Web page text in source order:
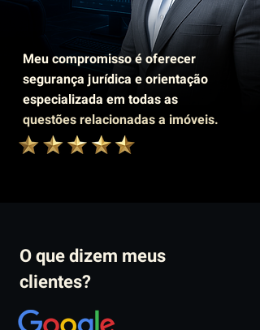
Meu compromisso é oferecer
segurança jurídica e orientação
especializada em todas as
questões relacionadas a imóveis.
O que dizem meus
clientes?